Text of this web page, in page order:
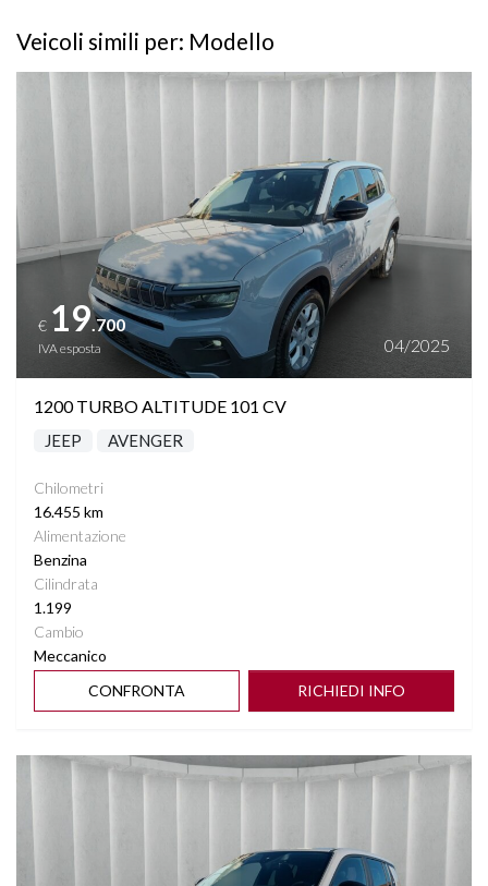
NAVIGAZIONE "10,25
PACK INFOTAINMENT & CONVENIENCE
PARKTRONIC ANTERIORE E POSTERIORE
RILEVAMENTO ATTENZIONE DEL CONDUCENTE
RILEVAMENTO SEGNALETICA STRADALE
SEDILE REGOLABILE IN ALTEZZA
SPECCHIETTO RETROVISORE FOTOCROMATICO
START&STOP
TASCHE SU RETROSCHIENALI SEDILI
TELECAMERA POSTERIORE
Veicoli simili per: Modello
Vedi dettagli
€ 19.700
IVA esposta 04/2025
1200 TURBO ALTITUDE 101 CV
JEEP AVENGER
Chilometri
16.455 km
Alimentazione
Benzina
Cilindrata
1.199
Cambio
Meccanico
CONFRONTA
RICHIEDI INFO
Vedi dettagli